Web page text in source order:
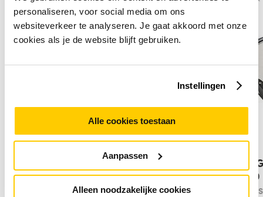
personaliseren, voor social media om ons
websiteverkeer te analyseren. Je gaat akkoord met onze
cookies als je de website blijft gebruiken.
Instellingen
Alle cookies toestaan
Aanpassen
Alleen noodzakelijke cookies
Western Digital Red Plus interne
harde
Component voor:NAS
DELL
TB 7200
Interface: